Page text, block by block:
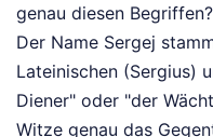
genau diesen
Der Name Sergej
Lateinischen (Sergius)
Diener" oder "der
Witze genau das